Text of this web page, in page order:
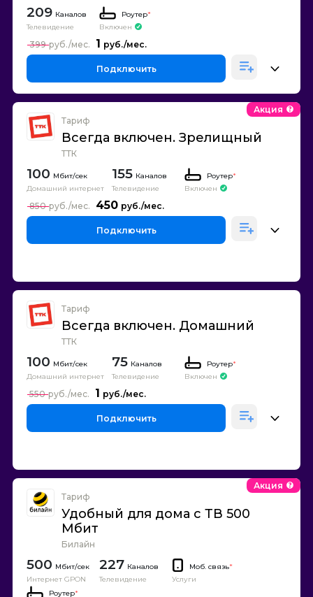
209 Каналов
Телевидение
Роутер*
Включен
1
399
Подключить
Тариф
Всегда включен. Зрелищный
ТТК
Акция
100
Домашний интернет
155 Каналов
Телевидение
Роутер*
Включен
450
850
Подключить
Тариф
Всегда включен. Домашний
ТТК
100
Домашний интернет
75 Каналов
Телевидение
Роутер*
Включен
1
550
Подключить
Тариф
Удобный для дома с ТВ 500
Мбит
Билайн
Акция
500
Интернет GPON
227 Каналов
Телевидение
Моб. связь*
Услуги
Роутер*